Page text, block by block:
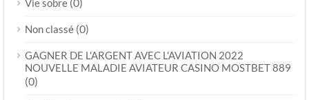
Vie sobre
Non classé (0)
GAGNER DE L'ARGENT AVEC L'AVIATION 2022
NOUVELLE MALADIE AVIATEUR CASINO MOSTBET 889
(0)